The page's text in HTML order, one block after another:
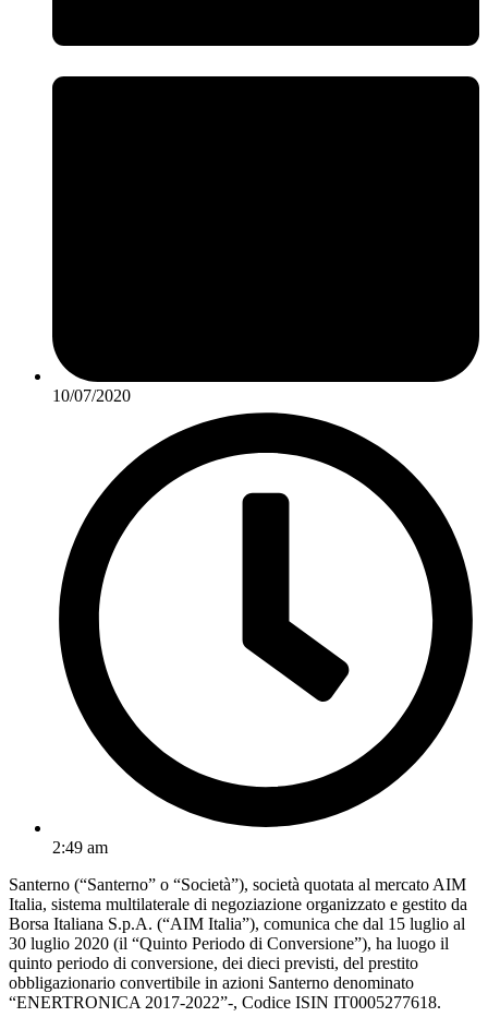
10/07/2020
2:49 am
Santerno (“Santerno” o “Società”), società quotata al mercato AIM
Italia, sistema multilaterale di negoziazione organizzato e gestito da
Borsa Italiana S.p.A. (“AIM Italia”), comunica che dal 15 luglio al
30 luglio 2020 (il “Quinto Periodo di Conversione”), ha luogo il
quinto periodo di conversione, dei dieci previsti, del prestito
obbligazionario convertibile in azioni Santerno denominato
“ENERTRONICA 2017-2022”-, Codice ISIN IT0005277618.